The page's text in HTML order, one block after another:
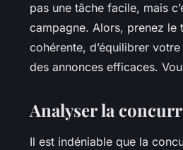
pas une tâche facile, mais
campagne. Alors, prenez
cohérente, d’équilibrer
des annonces efficaces.
Analyser la
Il est indéniable que la